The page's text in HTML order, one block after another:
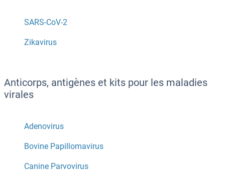
SARS-CoV-2
Zikavirus
Anticorps, antigènes et kits pour les maladies
virales
Adenovirus
Bovine Papillomavirus
Canine Parvovirus